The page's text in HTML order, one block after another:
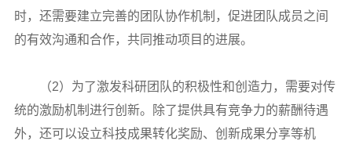
时，还需要建立完善的团队协作机制，促进团队成员之间
的有效沟通和合作，共同推动项目的进展。
（2）为了激发科研团队的积极性和创造力，需要对传
统的激励机制进行创新。除了提供具有竞争力的薪酬待遇
外，还可以设立科技成果转化奖励、创新成果分享等机